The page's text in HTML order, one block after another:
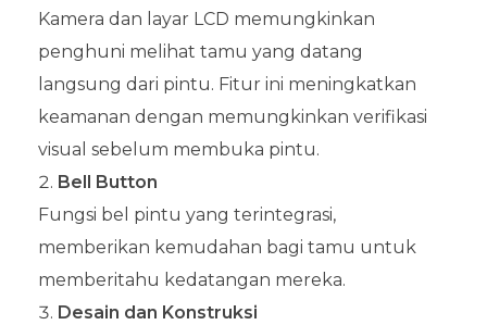
Kamera dan layar LCD memungkinkan
penghuni melihat tamu yang datang
langsung dari pintu. Fitur ini meningkatkan
keamanan dengan memungkinkan verifikasi
visual sebelum membuka pintu.
Bell Button
Fungsi bel pintu yang terintegrasi,
memberikan kemudahan bagi tamu untuk
memberitahu kedatangan mereka.
Desain dan Konstruksi